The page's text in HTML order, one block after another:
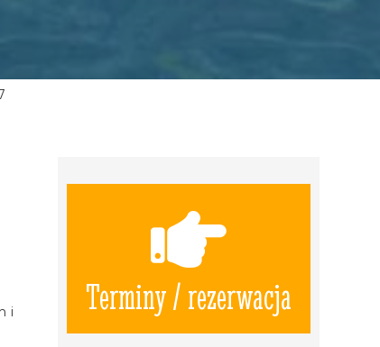
Terminy / rezerwacja
i